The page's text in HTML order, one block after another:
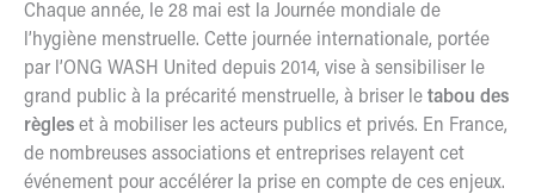
Chaque année, le 28 mai est la Journée mondiale de
l’hygiène menstruelle. Cette journée internationale, portée
par l’ONG WASH United depuis 2014, vise à sensibiliser le
grand public à la précarité menstruelle, à briser le tabou des
règles et à mobiliser les acteurs publics et privés. En France,
de nombreuses associations et entreprises relayent cet
événement pour accélérer la prise en compte de ces enjeux.